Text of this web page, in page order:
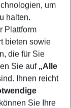
um
halten.
Plattform
bieten sowie
die für Sie
Sie auf „Alle
Ihnen reicht
können Sie Ihre